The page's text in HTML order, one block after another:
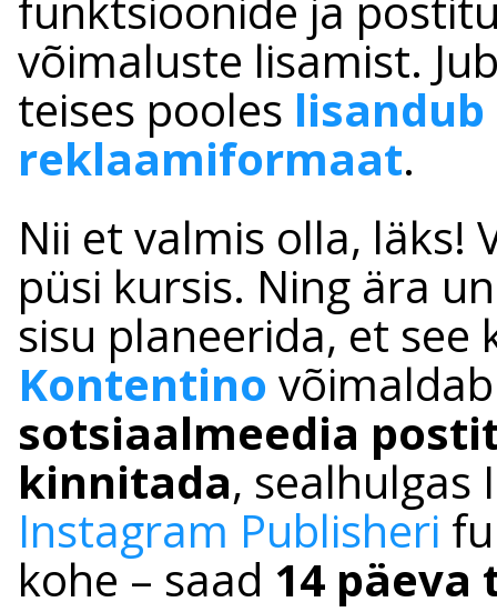
võimaluste lisamist.
teises pooles lisandub
reklaamiformaat.
Nii et valmis olla, läks!
püsi kursis. Ning ära
sisu planeerida, et
Kontentino
sotsiaalmeedia
kinnitada, sealhulgas
Instagram Publisheri
kohe – saad 14 päeva